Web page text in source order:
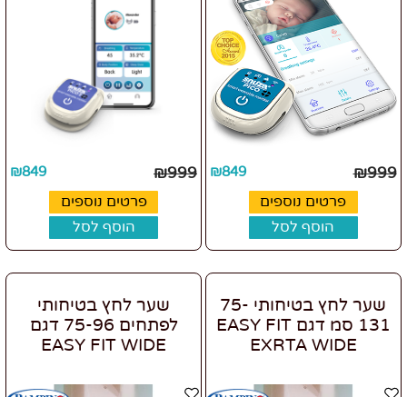
₪999
₪849
פרטים נוספים
הוסף לסל
₪999
₪849
פרטים נוספים
הוסף לסל
שער לחץ בטיחותי 75-
131 סמ דגם EASY FIT
EXRTA WIDE
שער לחץ בטיחותי
לפתחים 75-96 דגם
EASY FIT WIDE